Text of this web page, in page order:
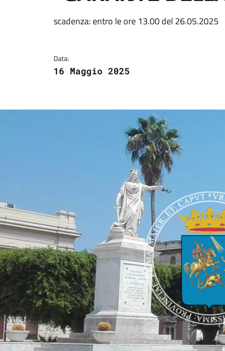
Dettagli della notizia
scadenza: entro le ore 13.00 del 26.05.2025
Data:
16 Maggio 2025